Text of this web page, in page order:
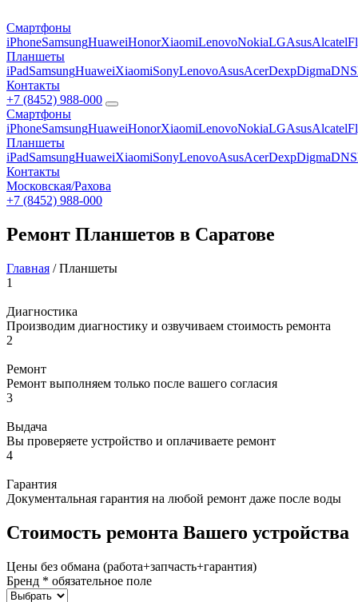
Смартфоны
iPhoneSamsungHuaweiHonorXiaomiLenovoNokiaLGAsusAlcatel
Планшеты
iPadSamsungHuaweiXiaomiSonyLenovoAsusAcerDexpDigmaDNS
Контакты
+7 (8452) 988-000
Смартфоны
iPhoneSamsungHuaweiHonorXiaomiLenovoNokiaLGAsusAlcatel
Планшеты
iPadSamsungHuaweiXiaomiSonyLenovoAsusAcerDexpDigmaDNS
Контакты
Московская/Рахова
+7 (8452) 988-000
Ремонт Планшетов в Саратове
Главная / Планшеты
1
Диагностика
Производим диагностику и озвучиваем стоимость ремонта
2
Ремонт
Ремонт выполняем только после вашего согласия
3
Выдача
Вы проверяете устройство и оплачиваете ремонт
4
Гарантия
Документальная гарантия на любой ремонт даже после воды
Стоимость ремонта Вашего устройства
Цены без обмана (работа+запчасть+гарантия)
Бренд * обязательное поле